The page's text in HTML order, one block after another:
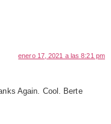
enero 17, 2021 a las 8:21 pm
Again. Cool. Berte